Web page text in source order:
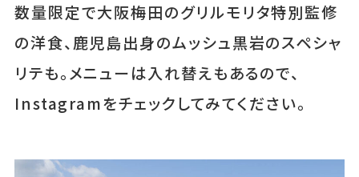
数量限定で大阪梅田のグリルモリタ特別監修
の洋食、鹿児島出身のムッシュ黒岩のスペシャ
リテも。メニューは入れ替えもあるので、
Instagramをチェックしてみてください。